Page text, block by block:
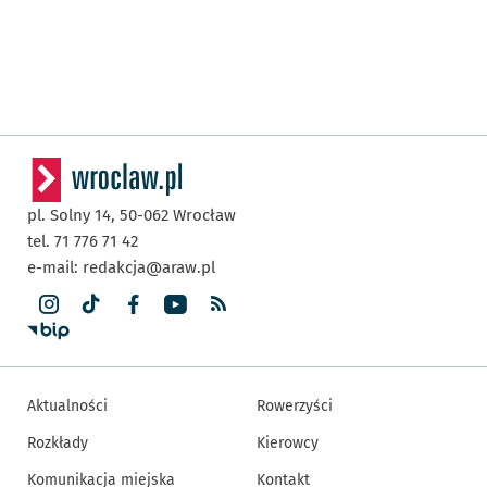
pl. Solny 14, 50-062 Wrocław
tel. 71 776 71 42
e-mail: redakcja@araw.pl
Aktualności
Rozkłady
Komunikacja miejska
Rowerzyści
Kierowcy
Kontakt